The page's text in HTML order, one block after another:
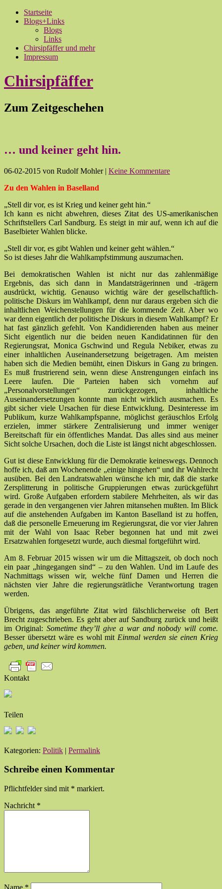
Startseite
Blogs+Links
Blogs
Links
Chirsipfäffer und mehr
Impressum
Chirsipfäffer
Zum Zeitgeschehen
… und keiner geht hin.
06-02-2015 von Rudolf Mohler| Keine Kommentare
Zu den Wahlen in Baselland
„Stell dir vor, es ist Krieg und keiner geht hin.“
Ich kann es nicht abwehren, dieses Zitat des US-amerikanischen
Schriftstellers Carl Sandburg. Es steigt in mir auf, wenn ich auf die
Baselbieter Wahlen blicke.
„Stell dir vor, es gibt Wahlen und keiner geht wählen.“
So ist dieses Jahr die Wahlkampfstimmung auszumachen.
Bei demokratischen Wahlen ist nicht nur das zahlenmäßige
Ergebnis, das sich dann in Mandatsträgerinnen und -trägern
ausdrückt, wichtig. Genauso wichtig wäre der gesellschaftlich-
politische Diskurs im Wahlkampf, denn nur daraus ergeben sich die
inhaltlichen Weichenstellungen für die kommende Zeit. Aber wo
war denn eigentlich der politische Diskurs in diesem Wahlkampf? Er
hat fast gänzlich gefehlt. Von Kandidierenden haben aus meiner
Sicht eigentlich nur die beiden neuen Kandidatinnen für den
Regierungsrat, Monica Gschwind und Regula Nebiker, etwas zu
einer inhaltlichen Auseinandersetzung beigetragen. Am meisten
haben sich die Medien bemüht, einen Diskurs in Gang zu bringen.
Es muß frustrierend sein, wenn diese Anstrengungen einfach ins
Leere laufen. Die Parteien haben sich vornehm auf
„Personalvorstellungen“ zurückgezogen, inhaltliche
Auseinandersetzungen konnte man nicht wirklich ausmachen. Es
gibt sicher viele Ursachen für diese Entwicklung. Desinteresse im
Publikum, kurze Wahlkampfspanne, möglichst geräuschlos Erfolg
erzielen, immer stärkere Zentralisierung und immer weniger
Bereitschaft für ein öffentliches Mandat. Das alles sind aus meiner
Sicht solche Ursachen, doch die Liste ist längst nicht abgeschlossen.
Gut ist diese Entwicklung für die Demokratie keineswegs. Dennoch
hoffe ich, daß am Wochenende „einige hingehen“ und ihr Wahlrecht
ausüben. Bei den Landratswahlen wünsche ich mir, daß die starke
Zersplitterung in politische Gruppierungen etwas zurückgeführt
wird. Große Aufgaben erfordern stabilere Mehrheiten, als wir das
gerade in den vergangenen vier Jahren mitansehen mußten. Im Blick
auf die anstehenden Aufgaben im Kanton Baselland ist zu hoffen,
daß die personelle Erneuerung im Regierungsrat, die vor vier Jahren
mit der Wahl von Isaac Reber begonnen hat und mit zwei
Ersatzwahlen fortgesetzt wurde, auch diesmal fortgeführt wird.
Am 8. Februar 2015 wissen wir um die Mittagszeit, ob doch noch
ein paar „hingegangen sind“ – zu den Wahlen. Und im Laufe des
Nachmittags wissen wir, welche fünf Damen und Herren die
nächsten vier Jahre die regierungsrätliche Verantwortung tragen
werden.
Übrigens, das angeführte Zitat wird fälschlicherweise oft Bert
Brecht zugeschrieben. Es geht aber auf Sandburg zurück und heißt
im Original: Sometime they’ll give a war and nobody will come.
Besser übersetzt wäre es wohl mit Einmal werden sie einen Krieg
geben, und keiner wird kommen.
Kontakt
Teilen
Kategorien: Politik | Permalink
Schreibe einen Kommentar
Pflichtfelder sind mit * markiert.
Nachricht *
Name *